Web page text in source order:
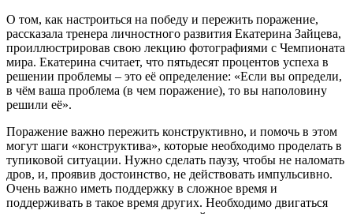
О том, как настроиться на победу и пережить поражение,
рассказала тренера личностного развития Екатерина Зайцева,
проиллюстрировав свою лекцию фотографиями с Чемпионата
мира. Екатерина считает, что пятьдесят процентов успеха в
решении проблемы – это её определение: «Если вы определи,
в чём ваша проблема (в чем поражение), то вы наполовину
решили её».
Поражение важно пережить конструктивно, и помочь в этом
могут шаги «конструктива», которые необходимо проделать в
тупиковой ситуации. Нужно сделать паузу, чтобы не наломать
дров, и, проявив достоинство, не действовать импульсивно.
Очень важно иметь поддержку в сложное время и
поддерживать в такое время других. Необходимо двигаться